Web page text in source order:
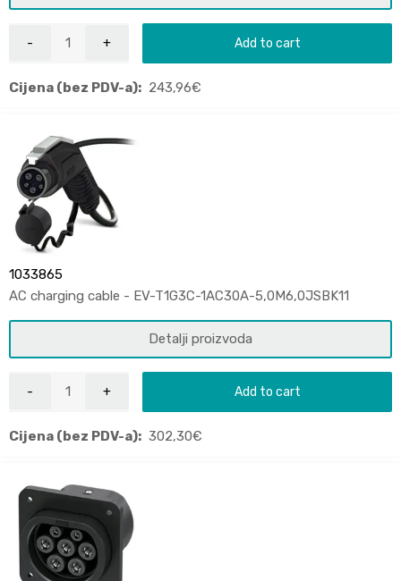
Add to cart
Cijena (bez PDV-a): 243,96€
1033865
AC charging cable - EV-T1G3C-1AC30A-5,0M6,0JSBK11
Detalji proizvoda
Add to cart
Cijena (bez PDV-a): 302,30€